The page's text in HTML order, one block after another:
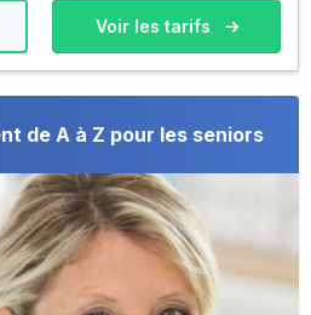
Voir les tarifs
de A à Z pour les seniors